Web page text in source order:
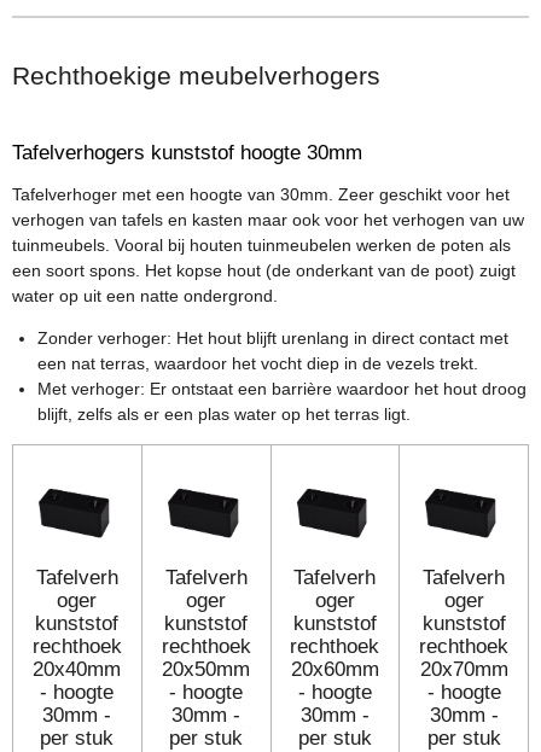
Rechthoekige meubelverhogers
Tafelverhogers kunststof hoogte 30mm
Tafelverhoger met een hoogte van 30mm. Zeer geschikt voor het
verhogen van tafels en kasten maar ook voor het verhogen van uw
tuinmeubels. Vooral bij houten tuinmeubelen werken de poten als
een soort spons. Het kopse hout (de onderkant van de poot) zuigt
water op uit een natte ondergrond.
Zonder verhoger: Het hout blijft urenlang in direct contact met
een nat terras, waardoor het vocht diep in de vezels trekt.
Met verhoger: Er ontstaat een barrière waardoor het hout droog
blijft, zelfs als er een plas water op het terras ligt.
Tafelverh
oger
kunststof
rechthoek
20x40mm
- hoogte
30mm -
per stuk
Tafelverh
oger
kunststof
rechthoek
20x50mm
- hoogte
30mm -
per stuk
Tafelverh
oger
kunststof
rechthoek
20x60mm
- hoogte
30mm -
per stuk
Tafelverh
oger
kunststof
rechthoek
20x70mm
- hoogte
30mm -
per stuk